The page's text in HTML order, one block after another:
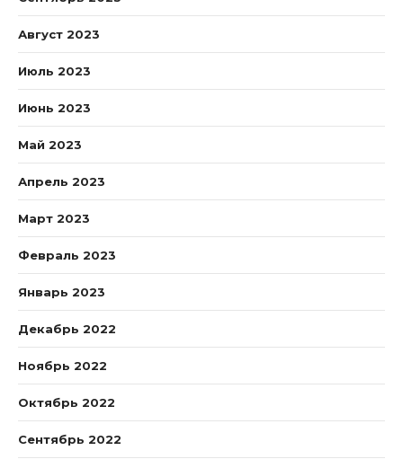
Август 2023
Июль 2023
Июнь 2023
Май 2023
Апрель 2023
Март 2023
Февраль 2023
Январь 2023
Декабрь 2022
Ноябрь 2022
Октябрь 2022
Сентябрь 2022